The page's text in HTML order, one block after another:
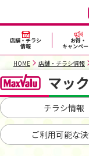
店舗・チラシ
情報
お得・
キャンペ
HOME 店舗・チラシ情報
マッ
チラシ情報
ご利用可能な